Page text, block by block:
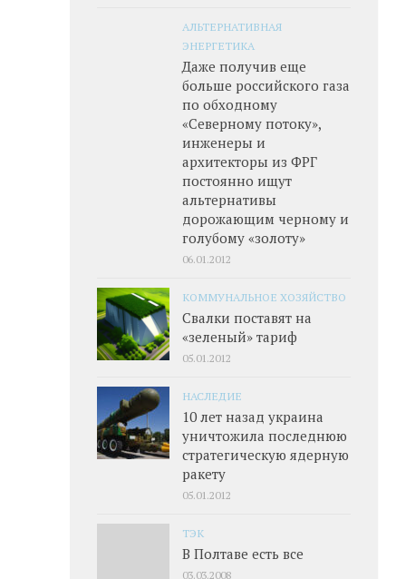
АЛЬТЕРНАТИВНАЯ
ЭНЕРГЕТИКА
Даже получив еще
больше российского газа
по обходному
«Северному потоку»,
инженеры и
архитекторы из ФРГ
постоянно ищут
альтернативы
дорожающим черному и
голубому «золоту»
06.01.2012
КОММУНАЛЬНОЕ ХОЗЯЙСТВО
Свалки поставят на
«зеленый» тариф
05.01.2012
НАСЛЕДИЕ
10 лет назад украина
уничтожила последнюю
стратегическую ядерную
ракету
05.01.2012
ТЭК
В Полтаве есть все
03.03.2008